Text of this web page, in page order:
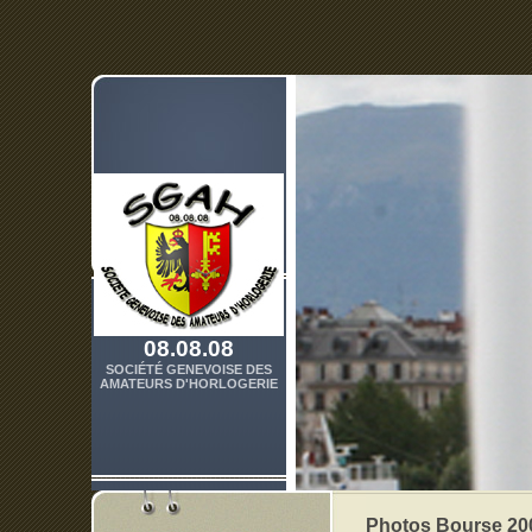
08.08.08
SOCIÉTÉ GENEVOISE DES
AMATEURS D'HORLOGERIE
Photos Bourse